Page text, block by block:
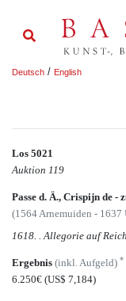
Deutsch / English
Los 5021
Auktion 119
Passe d. Ä., Crispijn de -
(1564 Arnemuiden - 1637
1618. . Allegorie auf
Ergebnis (inkl. Aufgeld) *
6.250€ (US$ 7,184)